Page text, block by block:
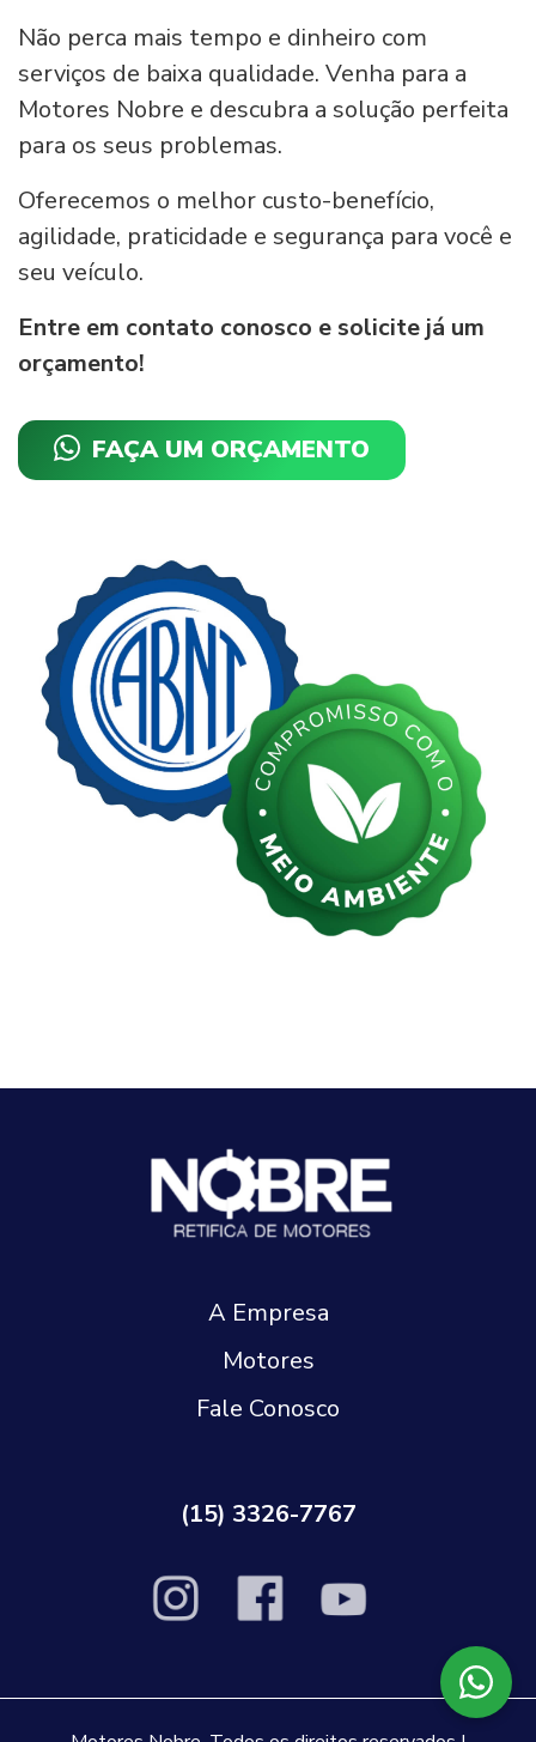
Não perca mais tempo e dinheiro com
serviços de baixa qualidade. Venha para a
Motores Nobre e descubra a solução perfeita
para os seus problemas.
Oferecemos o melhor custo-benefício,
agilidade, praticidade e segurança para você e
seu veículo.
Entre em contato conosco e solicite já um
orçamento!
FAÇA UM ORÇAMENTO
A Empresa
Motores
Fale Conosco
(15) 3326-7767